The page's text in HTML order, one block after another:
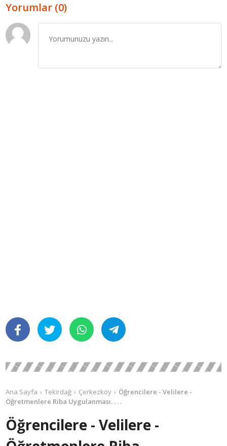
Yorumlar (0)
Ana Sayfa Tekirdağ Çerkezköy
Öğrencilere - Velilere -
Öğretmenlere Riba Uygulanması. . . .
Öğrencilere - Velilere -